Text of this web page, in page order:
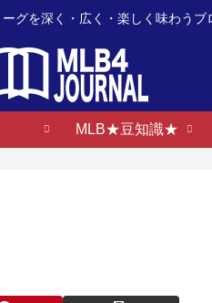
グを深く・広く・楽しく味わうブ
MLB★豆知識★